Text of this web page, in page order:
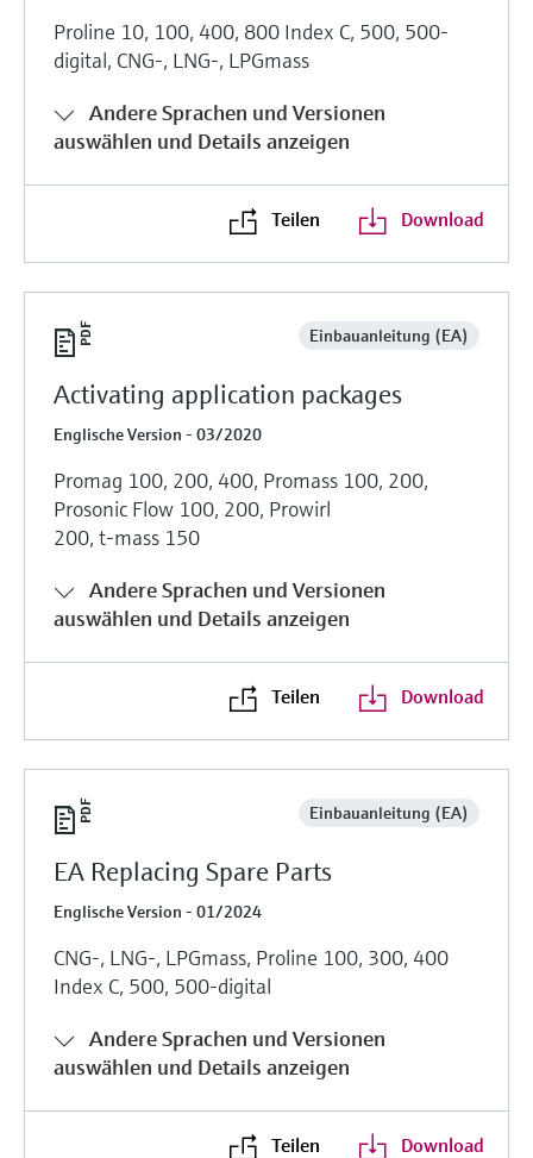
Proline 10, 100, 400, 800 Index C, 500, 500-
digital, CNG-, LNG-, LPGmass
Andere Sprachen und Versionen
auswählen und Details anzeigen
Teilen Download
Einbauanleitung (EA)
Activating application packages
Englische Version - 03/2020
Promag 100, 200, 400, Promass 100, 200,
Prosonic Flow 100, 200, Prowirl
200, t-mass 150
Andere Sprachen und Versionen
auswählen und Details anzeigen
Teilen Download
Einbauanleitung (EA)
EA Replacing Spare Parts
Englische Version - 01/2024
CNG-, LNG-, LPGmass, Proline 100, 300, 400
Index C, 500, 500-digital
Andere Sprachen und Versionen
auswählen und Details anzeigen
Teilen Download